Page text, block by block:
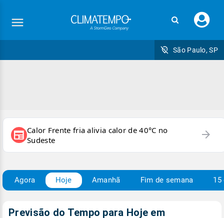
seu
São Paulo, SP
newspaper Calor Frente fria alivia calor de 40°C no
Sudeste
arrow_forward
Agora Hoje Amanhã Fim de semana 15
Previsão do Tempo para Hoje em